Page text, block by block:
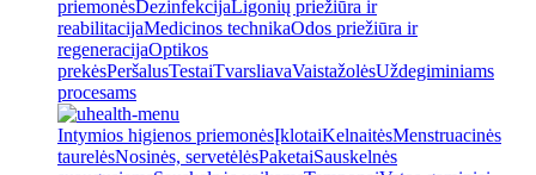
priemonėsDezinfekcijaLigonių priežiūra ir
reabilitacijaMedicinos technikaOdos priežiūra ir
regeneracijaOptikos
prekėsPeršalusTestaiTvarsliavaVaistažolėsUždegiminiams
procesams
Intymios higienos priemonėsĮklotaiKelnaitėsMenstruacinės
taurelėsNosinės, servetėlėsPaketaiSauskelnės